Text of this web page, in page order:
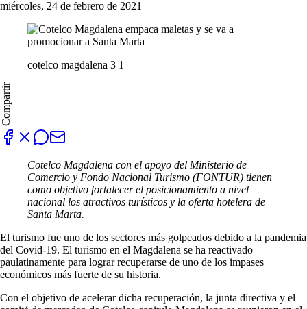
miércoles, 24 de febrero de 2021
cotelco magdalena 3 1
Compartir
Cotelco Magdalena con el apoyo del Ministerio de
Comercio y Fondo Nacional Turismo (FONTUR) tienen
como objetivo fortalecer el posicionamiento a nivel
nacional los atractivos turísticos y la oferta hotelera de
Santa Marta.
El turismo fue uno de los sectores más golpeados debido a la pandemia
del Covid-19. El turismo en el Magdalena se ha reactivado
paulatinamente para lograr recuperarse de uno de los impases
económicos más fuerte de su historia.
Con el objetivo de acelerar dicha recuperación, la junta directiva y el